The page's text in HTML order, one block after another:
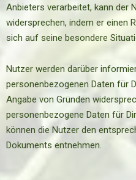
Anbieters verarbeitet, kann der
widersprechen, indem er einen
sich auf seine besondere
Nutzer werden darüber
personenbezogenen Daten für
Angabe von Gründen
personenbezogene Daten für
können die Nutzer den
Dokuments entnehmen.